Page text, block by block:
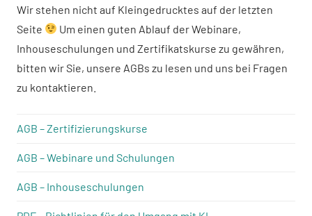
Wir stehen nicht auf Kleingedrucktes auf der letzten
Seite
Um einen guten Ablauf der Webinare,
Inhouseschulungen und Zertifikatskurse zu gewähren,
bitten wir Sie, unsere AGBs zu lesen und uns bei Fragen
zu kontaktieren.
AGB – Zertifizierungskurse
AGB – Webinare und Schulungen
AGB – Inhouseschulungen